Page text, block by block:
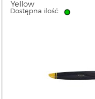
Yellow
Dostępna ilość: